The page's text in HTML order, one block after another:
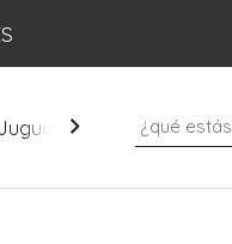
Mobiliario